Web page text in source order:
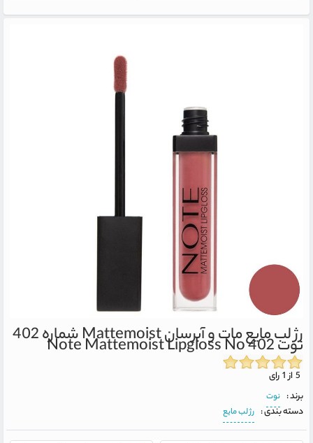
رژ لب مایع مات و آبرسان Mattemoist شماره 402 نوتNote Mattemoist Lipgloss No 402
برند : نوت
دسته بندی : رژ لب مایع